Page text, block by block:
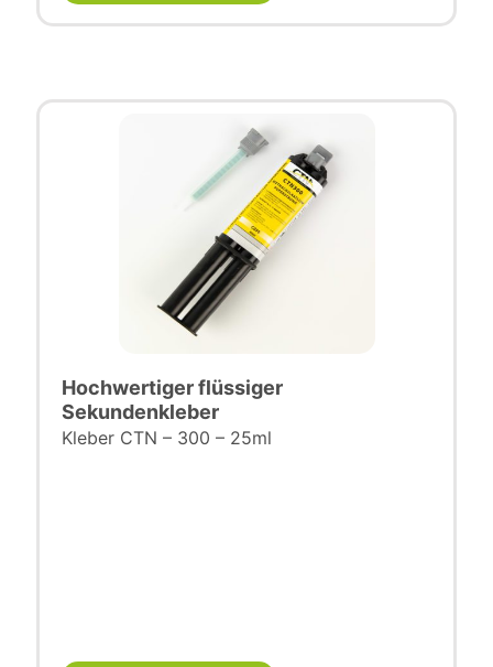
Hochwertiger flüssiger
Sekundenkleber
Kleber CTN – 300 – 25ml